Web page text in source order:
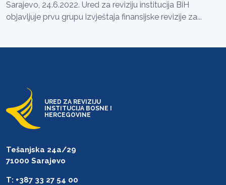
Sarajevo, 24.6.2022. Ured za reviziju institucija BiH
objavljuje prvu grupu izvještaja finansijske revizije za...
URED ZA REVIZIJU
INSTITUCIJA BOSNE I
HERCEGOVINE
Tešanjska 24a/29
71000 Sarajevo
T: +387 33 27 54 00